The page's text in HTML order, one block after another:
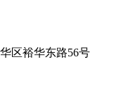
区裕华东路56号